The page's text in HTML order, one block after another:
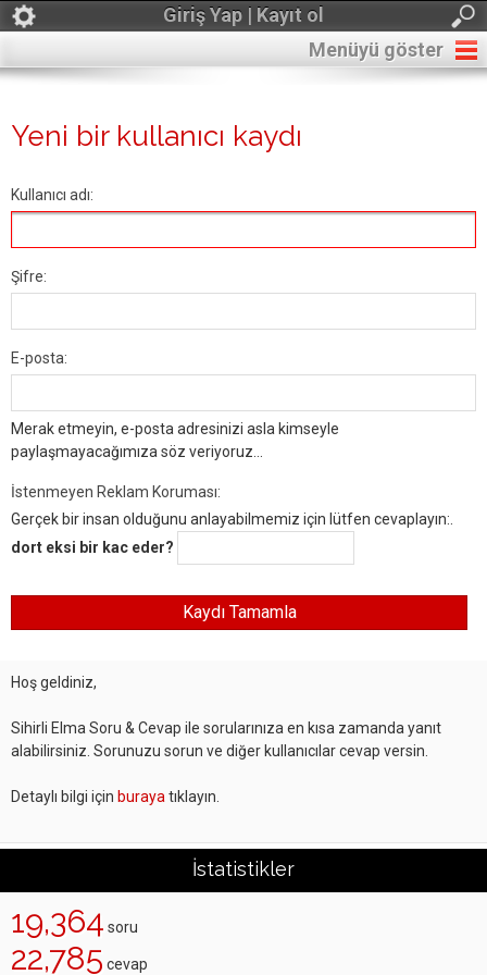
Giriş Yap | Kayıt ol
Menüyü göster
Yeni bir kullanıcı kaydı
Kullanıcı adı:
Şifre:
E-posta:
Merak etmeyin, e-posta adresinizi asla kimseyle
paylaşmayacağımıza söz veriyoruz...
İstenmeyen Reklam Koruması:
Gerçek bir insan olduğunu anlayabilmemiz için lütfen cevaplayın:.
dort eksi bir kac eder?
Hoş geldiniz,
Sihirli Elma Soru & Cevap ile sorularınıza en kısa zamanda yanıt
alabilirsiniz. Sorunuzu sorun ve diğer kullanıcılar cevap versin.
Detaylı bilgi için buraya tıklayın.
İstatistikler
19,364 soru
22,785 cevap